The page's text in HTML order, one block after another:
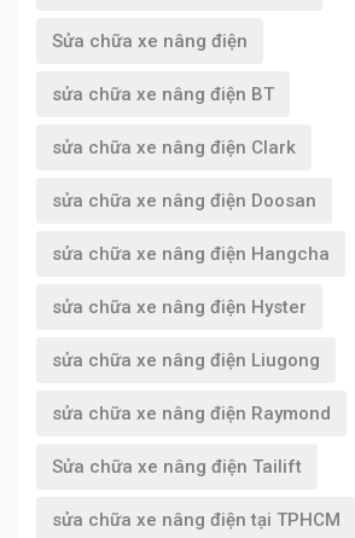
Sửa chữa xe nâng điện
sửa chữa xe nâng điện BT
sửa chữa xe nâng điện Clark
sửa chữa xe nâng điện Doosan
sửa chữa xe nâng điện Hangcha
sửa chữa xe nâng điện Hyster
sửa chữa xe nâng điện Liugong
sửa chữa xe nâng điện Raymond
Sửa chữa xe nâng điện Tailift
sửa chữa xe nâng điện tại TPHCM